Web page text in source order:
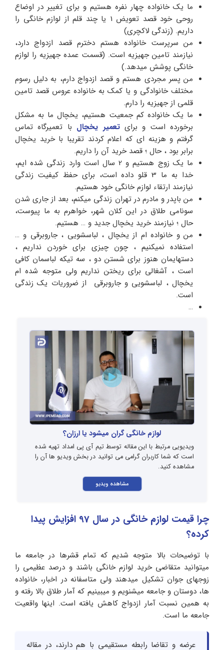
ما یک خانواده چهار نفره هستیم و برای تغییر در اوضاع
روحی خود قصد تعویض 1 یا چند قلم از لوازم خانگی را
داریم. (زندگی لاکچری)
من سرپرست خانواده هستم دخترم قصد ازدواج دارد،
نیازمند تامین جهیزیه است. (قسمت عمده جهیزیه را لوازم
خانگی پوشش میدهد.)
من پسر مجردی هستم و قصد ازدواج دارم، به دلیل رسوم
مختلف خانوادگی و یا کمک به خانواده عروس قصد تامین
قلمی از جهیزیه را دارم.
ما یک خانواده کم جمعیت هستیم، یخچال ما به مشکل
برخورده است و برایتعمیر یخچال با تعمیرگاه تماس
گرفتم و هزینه ای که اعلام کردند تقریبا با خرید یخچال
برابر بود ، حال ؛ قصد خرید آن را داریم.
ما یک زوج هستیم و 2 سال است وارد زندگی شده ایم،
خدا به ما 3 قلو داده است، برای حفظ کیفیت زندگی
نیازمند ارتقاء لوازم خانگی خود هستیم.
من باپدر و مادرم در تهران زندگی میکنم، بعد از جاری شدن
سونامی طلاق در این کلان شهر، خواهرم به ما پیوست،
حال ؛ نیازمند خرید یخچال جدید و … هستیم.
من و خانواده ام از یخچال ، لباسشویی ، جاروبرقی و …
استفاده نمیکنیم ، چون چیزی برای خوردن نداریم ،
دستهایمان هنوز برای شستن دو ، سه تیکه لباسمان کافی
است ، آشغالی برای ریختن نداریم ولی متوجه شده ام
یخچال ، لباسشویی و جاروبرقی از ضروریات یک زندگی
است.
…
لوازم خانگی گران میشود یا ارزان؟
ویدیویی مرتبط با این مقاله توسط تیم آی پی امداد تهیه شده
است که شما کاربران گرامی می توانید در بخش ویدیو ها آن را
مشاهده کنید.
مشاهده ویدیو
چرا قیمت لوازم خانگی در سال 97 افزایش پیدا
کرده؟
با توضیحات بالا متوجه شدیم که تمام قشرها در جامعه ما
میتوانید متقاضی خرید لوازم خانگی باشند و درصد عظیمی را
زوجهای جوان تشکیل میدهند ولی متاسفانه در اخبار، خانواده
ها، دوستان و جامعه میشنویم و میبینیم که آمار طلاق بالا رفته و
به همین نسبت آمار ازدواج کاهش یافته است. اینها واقعیت
جامعه ما است.
عرضه و تقاضا رابطه مستقیمی با هم دارند، در مقاله